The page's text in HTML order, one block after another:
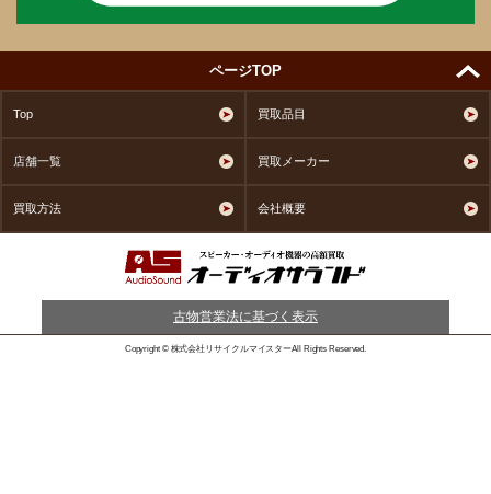
ページTOP
Top 買取品目
店舗一覧 買取メーカー
買取方法 会社概要
古物営業法に基づく表示
Copyright © 株式会社リサイクルマイスターAll Rights Reserved.